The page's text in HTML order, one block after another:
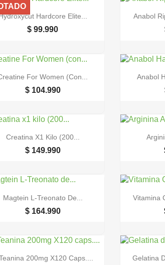
 Vista rápida
Hardcore Elite...
$ 99.990

Anabol
 Vista rápida
For Women (con...
$ 104.990

Anabol
 Vista rápida
Creatina X1 Kilo (200...
$ 149.990

 Vista rápida
Magtein L-Treonato De...
$ 164.990

Vitamina
 Vista rápida
200mg X120 Caps.... 
Gelatina